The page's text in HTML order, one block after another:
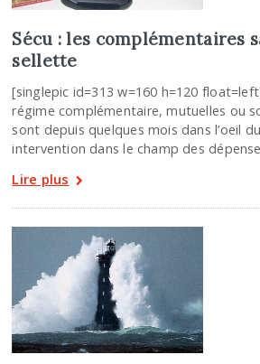
Sécu : les complémentaires
sellette
[singlepic id=313 w=160 h=120
régime complémentaire, mutuelles ou
sont depuis quelques mois dans l’oeil
intervention dans le champ des
Lire plus